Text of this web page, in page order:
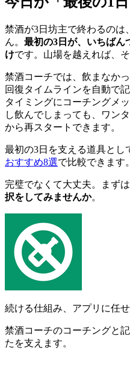
禁酒が3日坊主で終わるのは
ん。 最初の3日が、いちばん
けです。山場を越えれば、
禁酒コーチでは、飲まなか
回復タイムラインを自動で
タイミングにコーチングメ
し飲んでしまっても、ワン
から再スタートできます。
最初の3日を支える道具とし
おすすめ8選で比較できます。
完璧でなくて大丈夫。まずは
択をしてみませんか。
続ける仕組み、アプリに任
禁酒コーチのコーチングと
たを支えます。